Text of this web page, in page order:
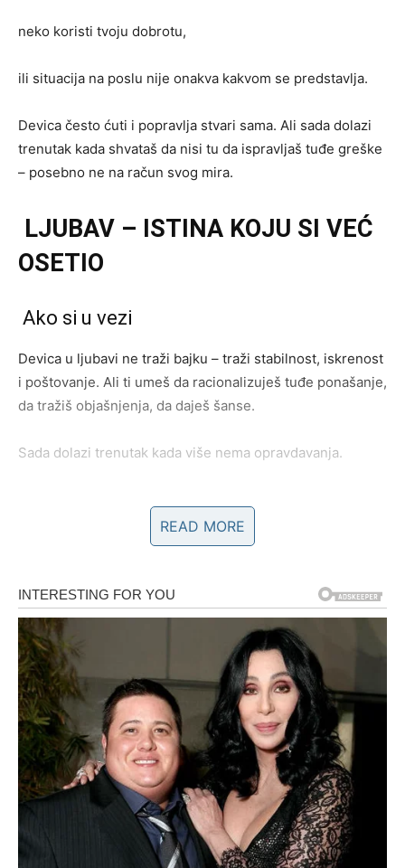
neko koristi tvoju dobrotu,
ili situacija na poslu nije onakva kakvom se predstavlja.
Devica često ćuti i popravlja stvari sama. Ali sada dolazi
trenutak kada shvataš da nisi tu da ispravljaš tuđe greške
– posebno ne na račun svog mira.
LJUBAV – ISTINA KOJU SI VEĆ
OSETIO
Ako si u vezi
Devica u ljubavi ne traži bajku – traži stabilnost, iskrenost
i poštovanje. Ali ti umeš da racionalizuješ tuđe ponašanje,
da tražiš objašnjenja, da daješ šanse.
Sada dolazi trenutak kada više nema opravdavanja.
razgovora koji razotkriva sve nejasnoće,
priznanja koje si čekao,
ili situacije koja ti jasno pokazuje gde stojiš.
Ovo je prelomna tačka:
ili odnos ulazi u ozbiljniju, stabilniju fazu –
ili ti shvataš da si predugo nosio teret sam.
Devica ne odlazi impulsivno.
Ali kada donese odluku – ona je konačna.
Ako si slobodan
READ MORE